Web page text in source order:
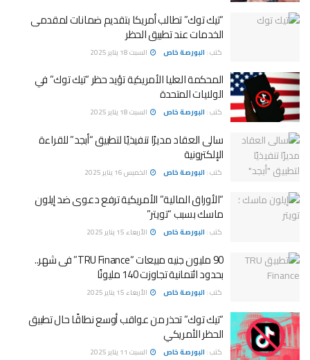
“تيك توك” تطالب أمريكا بتقديم ضمانات لمقدمى
الخدمات عند تطبيق الحظر
كتب : البورصة خاص السبت 18 يناير 2025
المحكمة العليا الأمريكية تؤيد حظر “تيك توك” في
الولايات المتحدة
كتب : البورصة خاص السبت 18 يناير 2025
سالى العقاد مديرًا تنفيذيًا لتطبيق “أبجد” للقراءة
الإلكترونية
كتب : البورصة خاص الخميس 16 يناير 2025
“الأوراق المالية” الأمريكية ترفع دعوى ضد إيلون
ماسك بسبب “تويتر”
كتب : البورصة خاص الأربعاء 15 يناير 2025
90 مليون جنيه مبيعات “TRU Finance” فى شهر..
بحدود ائتمانية تجاوزت 140 مليونًا
كتب : البورصة خاص الأربعاء 15 يناير 2025
“تيك توك” تحذر من عواقب أوسع نطاقًا حال تطبيق
الحظر الأمريكي
كتب : البورصة خاص السبت 11 يناير 2025